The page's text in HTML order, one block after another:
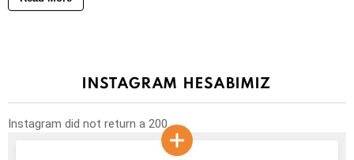
INSTAGRAM HESABIMIZ
Instagram did not return a 200.